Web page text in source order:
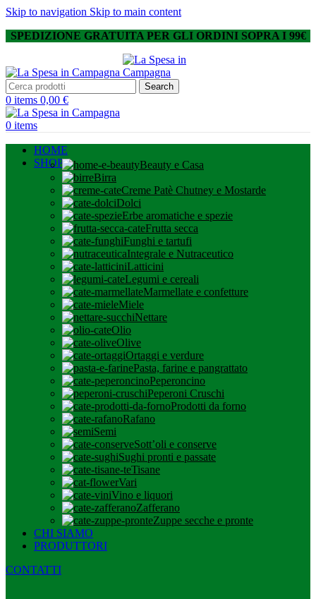
Skip to navigation Skip to main content
SPEDIZIONE GRATUITA PER GLI ORDINI SOPRA I 99€
Search
0 items 0,00 €
0 items
HOME
SHOP
Beauty e Casa
Birra
Creme Patè Chutney e Mostarde
Dolci
Erbe aromatiche e spezie
Frutta secca
Funghi e tartufi
Integrale e Nutraceutico
Latticini
Legumi e cereali
Marmellate e confetture
Miele
Nettare
Olio
Olive
Ortaggi e verdure
Pasta, farine e pangrattato
Peperoncino
Peperoni Cruschi
Prodotti da forno
Rafano
Semi
Sott’oli e conserve
Sughi pronti e passate
Tisane
Vari
Vino e liquori
Zafferano
Zuppe secche e pronte
CHI SIAMO
PRODUTTORI
CONTATTI